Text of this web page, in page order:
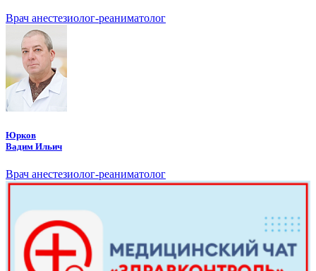
Врач анестезиолог-реаниматолог
Юрков
Вадим Ильич
Врач анестезиолог-реаниматолог